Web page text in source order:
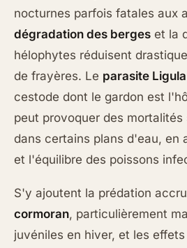
nocturnes parfois fatales aux
dégradation des berges et la
hélophytes réduisent
de frayères. Le parasite
cestode dont le gardon est
peut provoquer des
dans certains plans d'eau, en
et l'équilibre des poissons
S'y ajoutent la prédation
cormoran, particulièrement
juvéniles en hiver, et les